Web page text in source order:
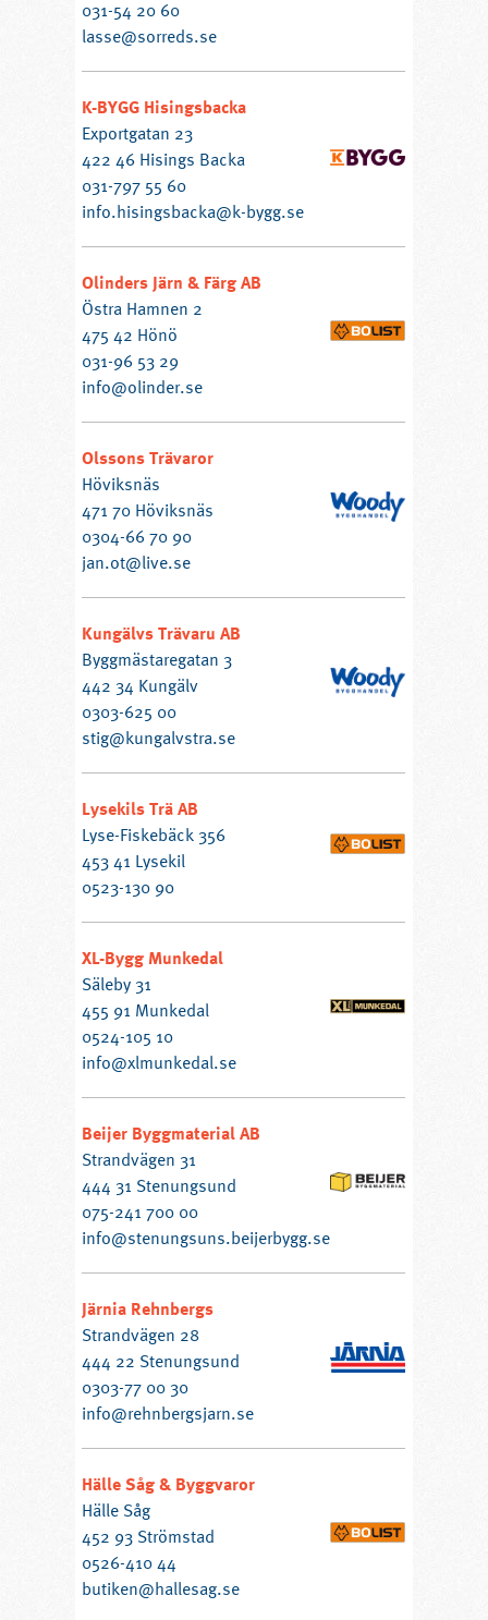
031-54 20 60
lasse@sorreds.se
K-BYGG Hisingsbacka
Exportgatan 23
422 46 Hisings Backa
031-797 55 60
info.hisingsbacka@k-bygg.se
Olinders Järn & Färg AB
Östra Hamnen 2
475 42 Hönö
031-96 53 29
info@olinder.se
Olssons Trävaror
Höviksnäs
471 70 Höviksnäs
0304-66 70 90
jan.ot@live.se
Kungälvs Trävaru AB
Byggmästaregatan 3
442 34 Kungälv
0303-625 00
stig@kungalvstra.se
Lysekils Trä AB
Lyse-Fiskebäck 356
453 41 Lysekil
0523-130 90
XL-Bygg Munkedal
Säleby 31
455 91 Munkedal
0524-105 10
info@xlmunkedal.se
Beijer Byggmaterial AB
Strandvägen 31
444 31 Stenungsund
075-241 700 00
info@stenungsuns.beijerbygg.se
Järnia Rehnbergs
Strandvägen 28
444 22 Stenungsund
0303-77 00 30
info@rehnbergsjarn.se
Hälle Såg & Byggvaror
Hälle Såg
452 93 Strömstad
0526-410 44
butiken@hallesag.se